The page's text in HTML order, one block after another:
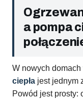
a pompa
W nowych domach
ciepła jest jednym
Powód jest prosty: